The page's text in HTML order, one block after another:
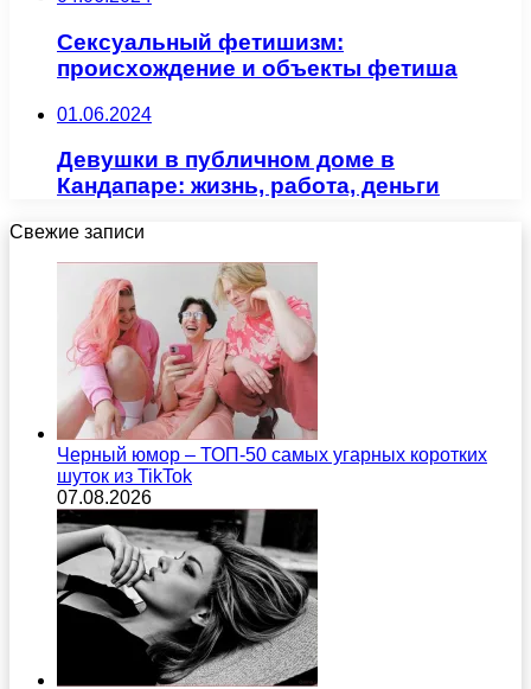
Сексуальный фетишизм:
происхождение и объекты фетиша
01.06.2024
Девушки в публичном доме в
Кандапаре: жизнь, работа, деньги
Свежие записи
Черный юмор – ТОП-50 самых угарных коротких
шуток из TikTok
07.08.2026